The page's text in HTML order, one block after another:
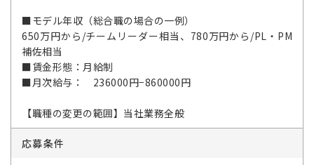
■モデル年収（総合職の場合の一例）
650万円から/チームリーダー相当、780万円から/PL・PM
補佐相当
■賃金形態：月給制
■月次給与： 236000円−860000円
【職種の変更の範囲】当社業務全般
応募条件